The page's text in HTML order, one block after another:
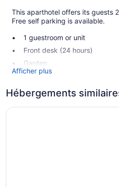
This aparthotel offers its guests
Free self parking is available.
1 guestroom or unit
Front desk (24 hours)
Garden
accès à Internet sans fil (vitesse
3 à 5 pers. ou jusqu’à 10
assuré sur demande.
Afficher plus
Hébergements
Pousada Oásis do Barral